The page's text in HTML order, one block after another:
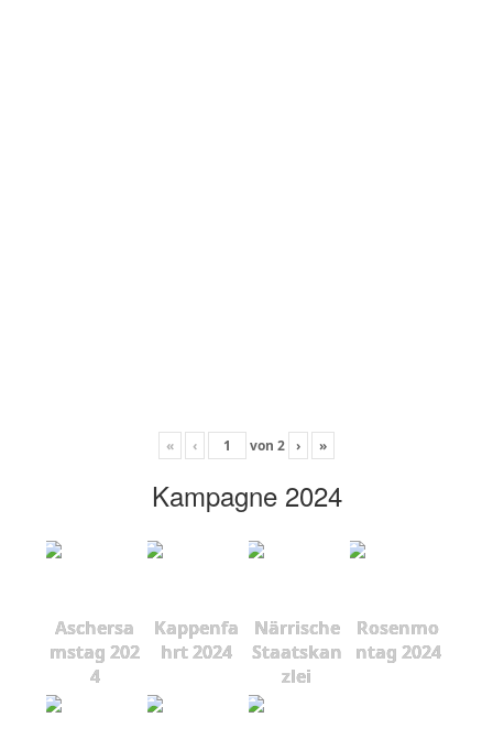
« ‹ von 2 › »
Kampagne 2024
Aschersa
mstag 202
4
Kappenfa
hrt 2024
Närrische
Staatskan
zlei
Rosenmo
ntag 2024